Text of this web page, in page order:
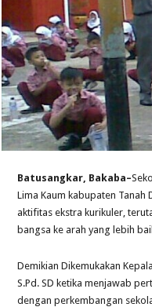
Batusangkar, Bakaba–
Lima Kaum kabupaten
aktifitas ekstra kurikuler,
bangsa ke arah yang lebih
Demikian Dikemukakan
S.Pd. SD ketika menjawab
dengan perkembangan